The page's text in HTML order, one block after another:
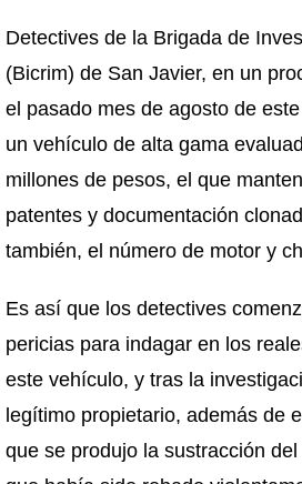
Detectives de la Brigada de
(Bicrim) de San Javier, en un
el pasado mes de agosto de
un vehículo de alta gama
millones de pesos, el que
patentes y documentación
también, el número de motor y
Es así que los detectives
pericias para indagar en los
este vehículo, y tras la
legítimo propietario, además de
que se produjo la sustracción